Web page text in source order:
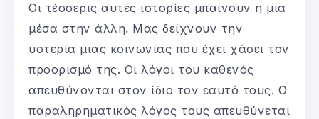
Οι τέσσερις αυτές ιστορίες μπαίνουν η μία
μέσα στην άλλη. Μας δείχνουν την
υστερία μιας κοινωνίας που έχει χάσει τον
προορισμό της. Οι λόγοι του καθενός
απευθύνονται στον ίδιο τον εαυτό τους. Ο
παραληρηματικός λόγος τους απευθύνεται